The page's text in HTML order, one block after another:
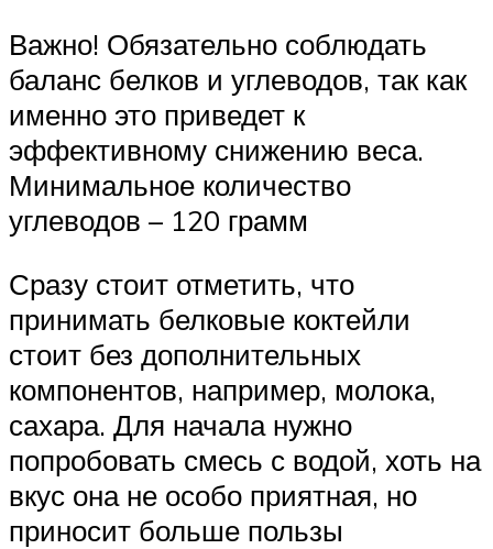
Важно! Обязательно соблюдать
баланс белков и углеводов, так как
именно это приведет к
эффективному снижению веса.
Минимальное количество
углеводов – 120 грамм
Сразу стоит отметить, что
принимать белковые коктейли
стоит без дополнительных
компонентов, например, молока,
сахара. Для начала нужно
попробовать смесь с водой, хоть на
вкус она не особо приятная, но
приносит больше пользы